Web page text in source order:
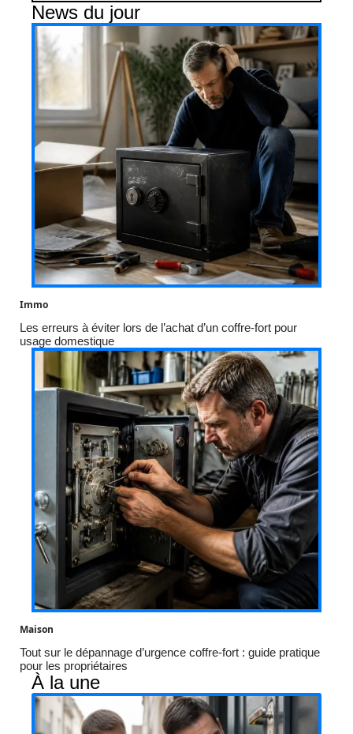
News du jour
Immo
Les erreurs à éviter lors de l’achat d’un coffre-fort pour
usage domestique
Maison
Tout sur le dépannage d’urgence coffre-fort : guide pratique
pour les propriétaires
À la une